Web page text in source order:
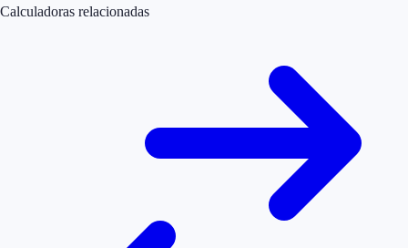
Calculadoras relacionadas